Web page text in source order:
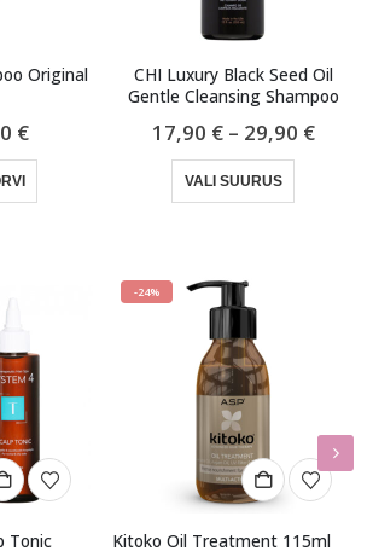
Original
€.
€Praegune
on:
CHI Luxury Black Seed Oil
Gentle Cleansing Shampoo
17,90 € – 29,90 €
VALI SUURUS
Sellel tootel on mitu varianti. Valikuid saab teha tootelehel.
Tonic
-24%
Kitoko Oil Treatment 115ml